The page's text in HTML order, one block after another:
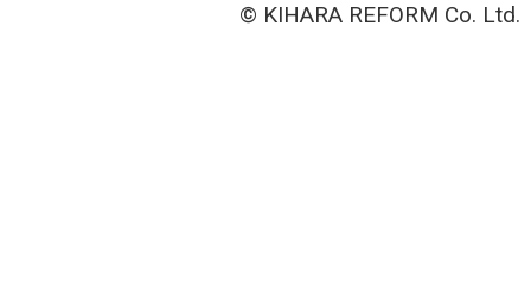
© KIHARA REFORM Co. Ltd.